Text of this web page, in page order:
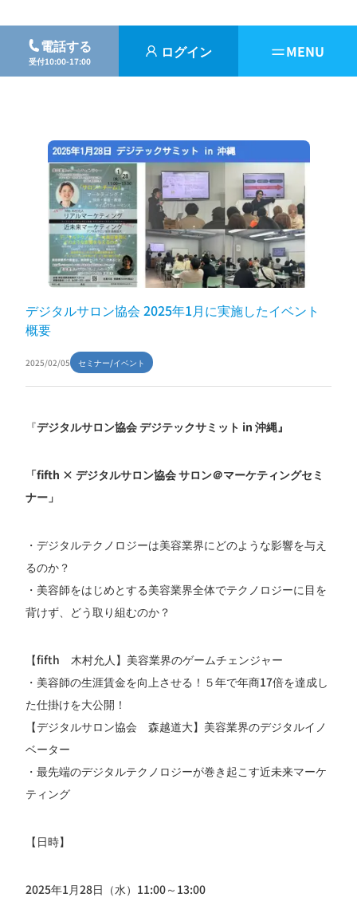
電話する
受付10:00-17:00 ログイン MENU
デジタルサロン協会 2025年1月に実施したイベント
概要
2025/02/05 セミナー/イベント
『デジタルサロン協会 デジテックサミット in 沖縄』
「fifth × デジタルサロン協会 サロン＠マーケティングセミ
ナー」
・デジタルテクノロジーは美容業界にどのような影響を与え
るのか？
・美容師をはじめとする美容業界全体でテクノロジーに目を
背けず、どう取り組むのか？
【fifth 木村允人】美容業界のゲームチェンジャー
・美容師の生涯賃金を向上させる！５年で年商17倍を達成し
た仕掛けを大公開！
【デジタルサロン協会 森越道大】美容業界のデジタルイノ
ベーター
・最先端のデジタルテクノロジーが巻き起こす近未来マーケ
ティング
【日時】
2025年1月28日（水）11:00～13:00